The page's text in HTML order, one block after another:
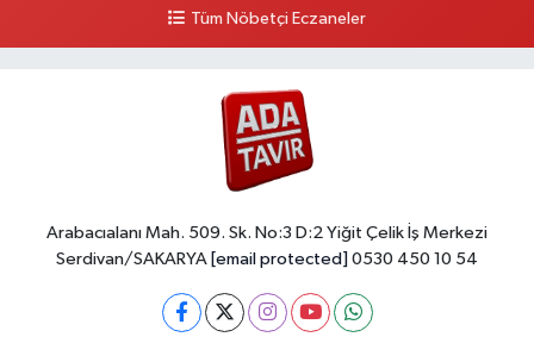
Tüm Nöbetçi Eczaneler
Arabacıalanı Mah. 509. Sk. No:3 D:2 Yiğit Çelik İş Merkezi
Serdivan/SAKARYA [email protected] 0530 450 10 54